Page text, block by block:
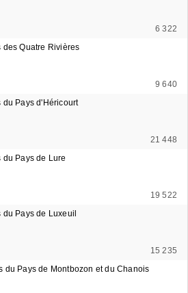
6 322
des Quatre Rivières
9 640
du Pays d'Héricourt
21 448
Pays de Lure
19 522
du Pays de Luxeuil
15 235
du Pays de Montbozon et du Chanois